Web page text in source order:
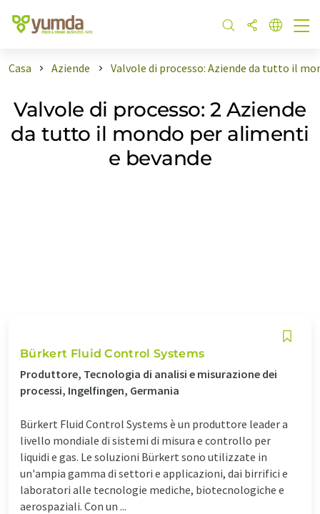
Casa Aziende Valvole di processo: Aziende da tutto il
Valvole di processo: 2 Aziende
da tutto il mondo per alimenti
e bevande
Bürkert Fluid Control Systems
Produttore, Tecnologia di analisi e misurazione dei
processi, Ingelfingen, Germania
Bürkert Fluid Control Systems è un produttore leader a
livello mondiale di sistemi di misura e controllo per
liquidi e gas. Le soluzioni Bürkert sono utilizzate in
un'ampia gamma di settori e applicazioni, dai birrifici e
laboratori alle tecnologie mediche, biotecnologiche e
aerospaziali. Con un ...